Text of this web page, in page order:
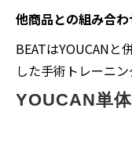
他商品との組み合わ
BEATはYOUCANと
した手術トレーニン
YOUCAN単体